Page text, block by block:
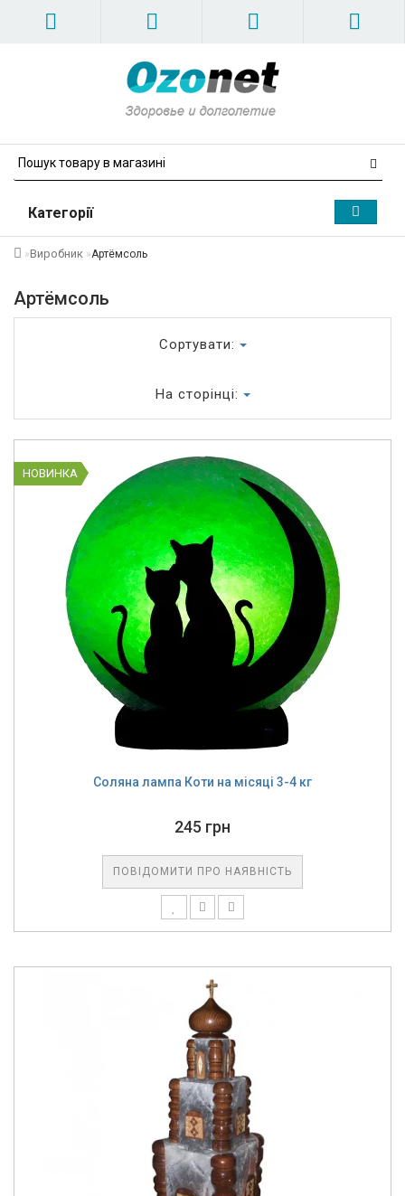
Категорії
Виробник Артёмсоль
Артёмсоль
Сортувати:
На сторінці:
НОВИНКА
Соляна лампа Коти на місяці 3-4 кг
245 грн
ПОВІДОМИТИ ПРО НАЯВНІСТЬ